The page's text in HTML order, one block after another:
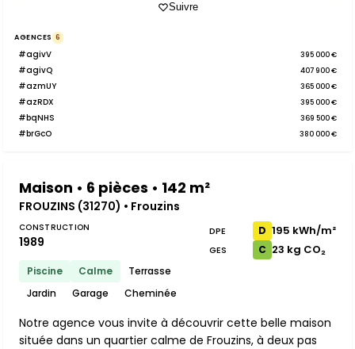
Suivre
AGENCES 6
#agivV 395 000 €
#agivQ 407 900 €
#azmUY 365 000 €
#azRDX 395 000 €
#bqNHS 369 500 €
#brGcO 380 000 €
Maison • 6 pièces • 142 m²
FROUZINS (31270) • Frouzins
CONSTRUCTION
1989
Piscine Calme
Terrasse
Jardin
Garage Cheminée
DPE D 195 kWh/m²
GES C 23 kg CO₂
Notre agence vous invite à découvrir cette belle maison
située dans un quartier calme de Frouzins, à deux pas